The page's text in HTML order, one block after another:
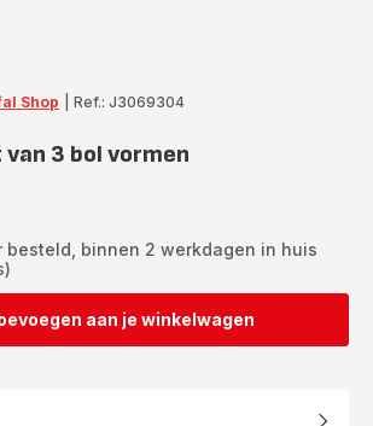
Shop Ref.: J3069304
3 bol vormen
besteld, binnen 2 werkdagen in huis
aan je winkelwagen